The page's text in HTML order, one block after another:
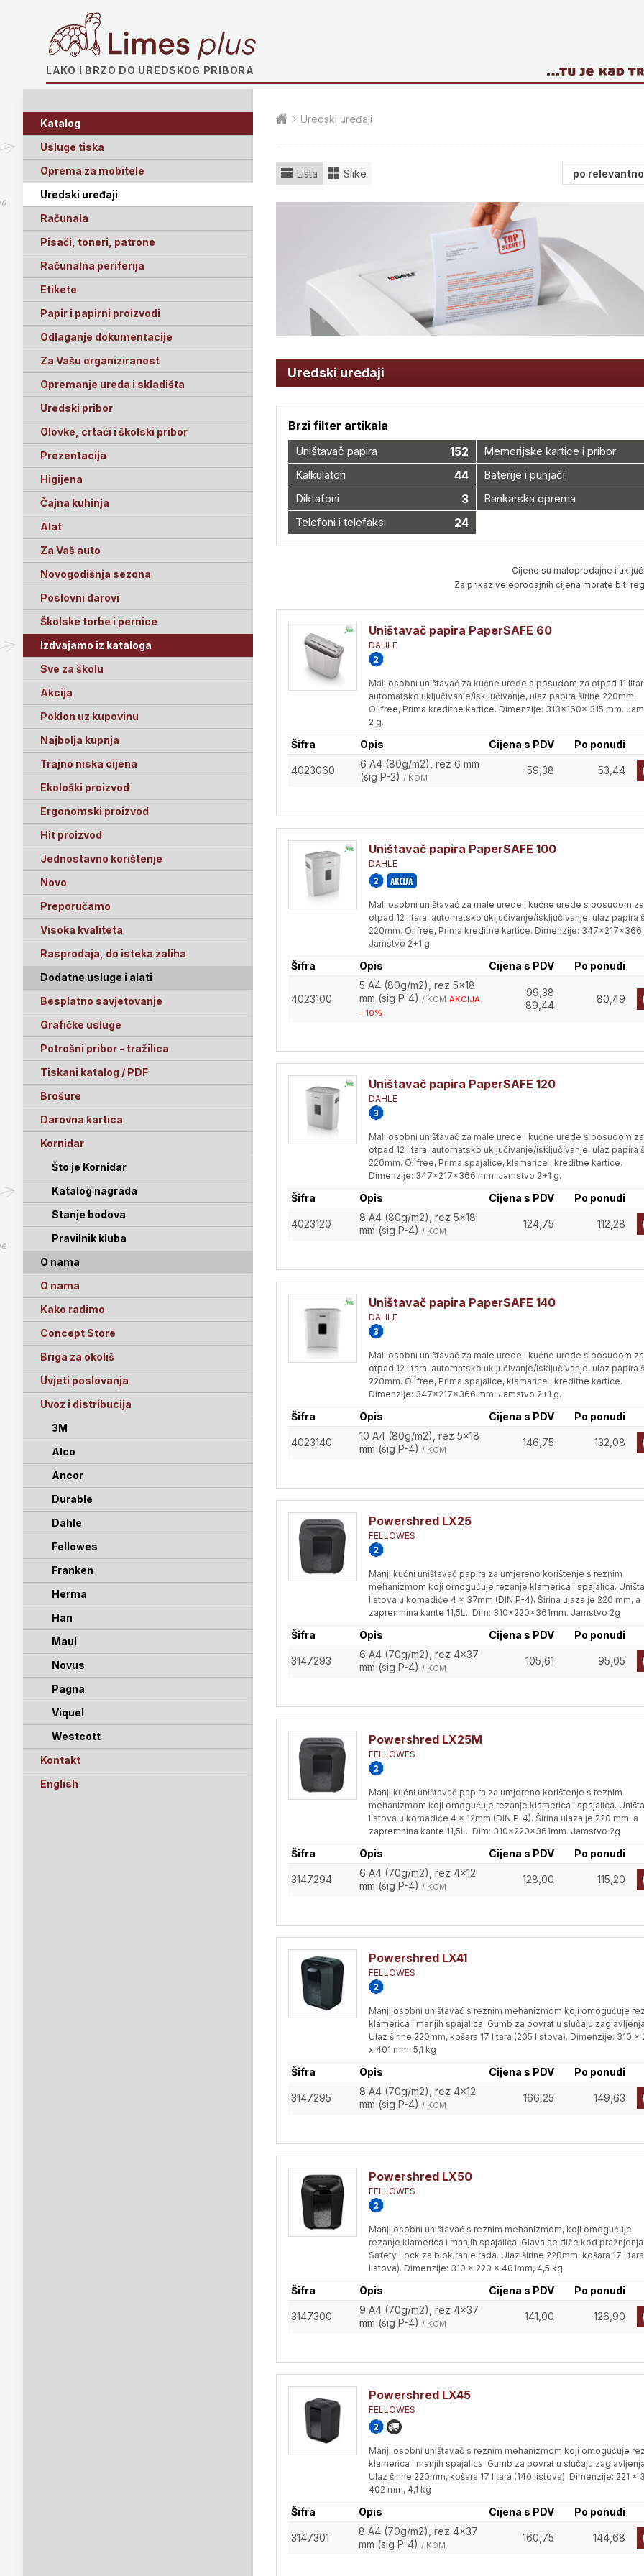
LAKO I BRZO DO UREDSKOG PRIBORA
Katalog
Usluge tiska
Oprema za mobitele
Uredski uređaji
Računala
Pisači, toneri, patrone
Računalna periferija
Etikete
Papir i papirni proizvodi
Odlaganje dokumentacije
Za Vašu organiziranost
Opremanje ureda i skladišta
Uredski pribor
Olovke, crtaći i školski pribor
Prezentacija
Higijena
Čajna kuhinja
Alat
Za Vaš auto
Novogodišnja sezona
Poslovni darovi
Školske torbe i pernice
Izdvajamo iz kataloga
Sve za školu
Akcija
Poklon uz kupovinu
Najbolja kupnja
Trajno niska cijena
Ekološki proizvod
Ergonomski proizvod
Hit proizvod
Jednostavno korištenje
Novo
Preporučamo
Visoka kvaliteta
Rasprodaja, do isteka zaliha
Dodatne usluge i alati
Besplatno savjetovanje
Grafičke usluge
Potrošni pribor - tražilica
Tiskani katalog / PDF
Brošure
Darovna kartica
Kornidar
Što je Kornidar
Katalog nagrada
Stanje bodova
Pravilnik kluba
O nama
O nama
Kako radimo
Concept Store
Briga za okoliš
Uvjeti poslovanja
Uvoz i distribucija
3M
Alco
Ancor
Durable
Dahle
Fellowes
Franken
Herma
Han
Maul
Novus
Pagna
Viquel
Westcott
Kontakt
English
Uredski uređaji
Lista Slike
Uredski uređaji
Brzi filter artikala
Uništavač papira 152 Memorijske kartice i pribor
Kalkulatori 44 Baterije i punjači
Diktafoni 3 Bankarska oprema
Telefoni i telefaksi 24
Cijene su maloprodajne i
Za prikaz veleprodajnih cijena morate biti
Uništavač papira PaperSAFE 60
DAHLE
Mali osobni uništavač za kućne urede s posudom za otpad 11
automatsko uključivanje/isključivanje, ulaz papira širine 220mm.
Oilfree, Prima kreditne kartice. Dimenzije: 313x160x 315 mm.
2 g.
Šifra Opis Cijena s PDV Po ponudi
4023060
6 A4 (80g/m2), rez 6 mm
(sig P-2) / KOM
59,38 53,44
Uništavač papira PaperSAFE 100
DAHLE
Mali osobni uništavač za male urede i kućne urede s posudom za
otpad 12 litara, automatsko uključivanje/isključivanje, ulaz papira
220mm. Oilfree, Prima kreditne kartice. Dimenzije: 347x217x366
Jamstvo 2+1 g.
Šifra Opis Cijena s PDV Po ponudi
4023100
5 A4 (80g/m2), rez 5x18
mm (sig P-4) / KOM AKCIJA
- 10%
99,38
89,44
80,49
Uništavač papira PaperSAFE 120
DAHLE
Mali osobni uništavač za male urede i kućne urede s posudom za
otpad 12 litara, automatsko uključivanje/isključivanje, ulaz papira
220mm. Oilfree, Prima spajalice, klamarice i kreditne kartice.
Dimenzije: 347x217x366 mm. Jamstvo 2+1 g.
Šifra Opis Cijena s PDV Po ponudi
4023120
8 A4 (80g/m2), rez 5x18
mm (sig P-4) / KOM
124,75 112,28
Uništavač papira PaperSAFE 140
DAHLE
Mali osobni uništavač za male urede i kućne urede s posudom za
otpad 12 litara, automatsko uključivanje/isključivanje, ulaz papira
220mm. Oilfree, Prima spajalice, klamarice i kreditne kartice.
Dimenzije: 347x217x366 mm. Jamstvo 2+1 g.
Šifra Opis Cijena s PDV Po ponudi
4023140
10 A4 (80g/m2), rez 5x18
mm (sig P-4) / KOM
146,75 132,08
Powershred LX25
FELLOWES
Manji kućni uništavač papira za umjereno korištenje s reznim
mehanizmom koji omogućuje rezanje klamerica i spajalica.
listova u komadiće 4 x 37mm (DIN P-4). Širina ulaza je 220 mm, a
zapremnina kante 11,5L.. Dim: 310x220x361mm. Jamstvo 2g
Šifra Opis Cijena s PDV Po ponudi
3147293
6 A4 (70g/m2), rez 4x37
mm (sig P-4) / KOM
105,61 95,05
Powershred LX25M
FELLOWES
Manji kućni uništavač papira za umjereno korištenje s reznim
mehanizmom koji omogućuje rezanje klamerica i spajalica.
listova u komadiće 4 x 12mm (DIN P-4). Širina ulaza je 220 mm, a
zapremnina kante 11,5L.. Dim: 310x220x361mm. Jamstvo 2g
Šifra Opis Cijena s PDV Po ponudi
3147294
6 A4 (70g/m2), rez 4x12
mm (sig P-4) / KOM
128,00 115,20
Powershred LX41
FELLOWES
Manji osobni uništavač s reznim mehanizmom koji omogućuje
klamerica i manjih spajalica. Gumb za povrat u slučaju
Ulaz širine 220mm, košara 17 litara (205 listova). Dimenzije: 310 x
x 401 mm, 5,1 kg
Šifra Opis Cijena s PDV Po ponudi
3147295
8 A4 (70g/m2), rez 4x12
mm (sig P-4) / KOM
166,25 149,63
Powershred LX50
FELLOWES
Manji osobni uništavač s reznim mehanizmom, koji omogućuje
rezanje klamerica i manjih spajalica. Glava se diže kod pražnjenja.
Safety Lock za blokiranje rada. Ulaz širine 220mm, košara 17
listova). Dimenzije: 310 x 220 x 401mm, 4,5 kg
Šifra Opis Cijena s PDV Po ponudi
3147300
9 A4 (70g/m2), rez 4x37
mm (sig P-4) / KOM
141,00 126,90
Powershred LX45
FELLOWES
Manji osobni uništavač s reznim mehanizmom koji omogućuje
klamerica i manjih spajalica. Gumb za povrat u slučaju
Ulaz širine 220mm, košara 17 litara (140 listova). Dimenzije: 221 x
402 mm, 4,1 kg
Šifra Opis Cijena s PDV Po ponudi
3147301
8 A4 (70g/m2), rez 4x37
mm (sig P-4) / KOM
160,75 144,68